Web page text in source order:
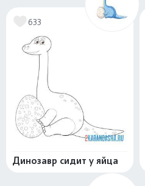
633
Динозавр сидит у яйца